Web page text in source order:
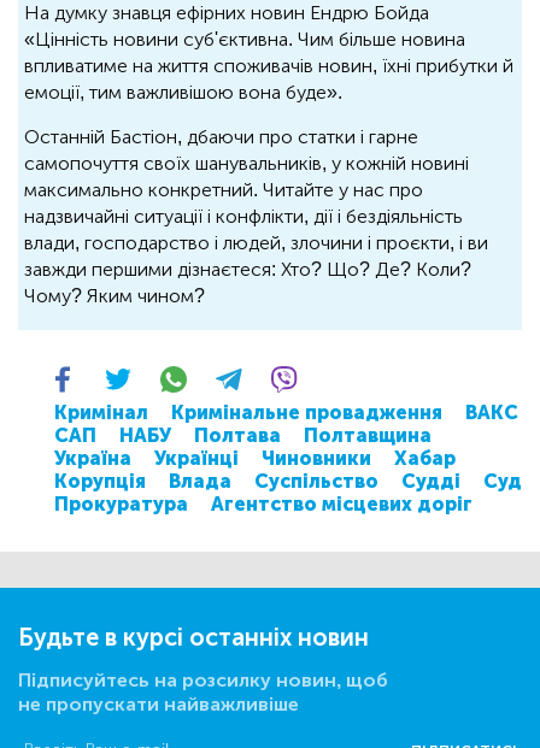
На думку знавця ефірних новин Ендрю Бойда
«Цінність новини суб'єктивна. Чим більше новина
впливатиме на життя споживачів новин, їхні прибутки й
емоції, тим важливішою вона буде».
Останній Бастіон, дбаючи про статки і гарне
самопочуття своїх шанувальників, у кожній новині
максимально конкретний. Читайте у нас про
надзвичайні ситуації і конфлікти, дії і бездіяльність
влади, господарство і людей, злочини і проєкти, і ви
завжди першими дізнаєтеся: Хто? Що? Де? Коли?
Чому? Яким чином?
Кримінал Кримінальне провадження
ВАКС
САП
НАБУ Полтава
Полтавщина
Україна
Українці Чиновники
Хабар
Корупція
Влада Суспільство Судді
Суд
Прокуратура
Агентство місцевих доріг
Будьте в курсі останніх новин
Підписуйтесь на розсилку новин, щоб
не пропускати найважливіше